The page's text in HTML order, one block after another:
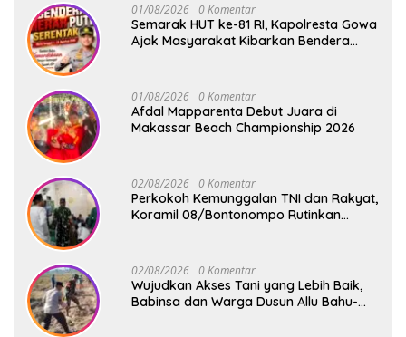
01/08/2026 0 Komentar
Semarak HUT ke-81 RI, Kapolresta Gowa
Ajak Masyarakat Kibarkan Bendera
01/08/2026 0 Komentar
Afdal Mapparenta Debut Juara di
Makassar Beach Championship 2026
02/08/2026 0 Komentar
Perkokoh Kemunggalan TNI dan Rakyat,
Koramil 08/Bontonompo Rutinkan
02/08/2026 0 Komentar
Wujudkan Akses Tani yang Lebih Baik,
Babinsa dan Warga Dusun Allu Bahu-